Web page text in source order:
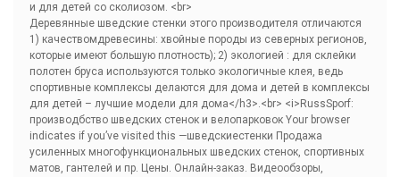
и для детей со сколиозом. <br>
Деревянные шведские стенки этого производителя отличаются
1) качествомдревесины: хвойные породы из северных регионов,
которые имеют большую плотность); 2) экологией : для склейки
полотен бруса используются только экологичные клея, ведь
спортивные комплексы делаются для дома и детей в комплексы
для детей – лучшие модели для дома</h3>.<br> <i>RussSporf:
производбство шведских стенок и велопарковок Your browser
indicates if you’ve visited this —шведскиестенки Продажа
усиленных многофункциональных шведских стенок, спортивных
матов, гантелей и пр. Цены. Онлайн-заказ. Видеообзоры,